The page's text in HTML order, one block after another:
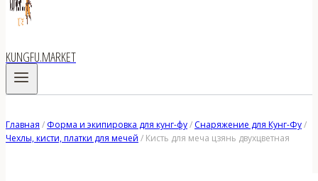
KUNGFU.MARKET
Главная / Форма и экипировка для кунг-фу/ Снаряжение для Кунг-Фу/
Чехлы, кисти, платки для мечей / Кисть для меча цзянь двухцветная